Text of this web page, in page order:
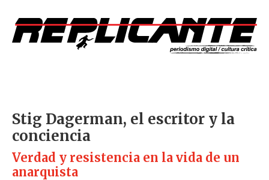
Stig Dagerman, el escritor y la
conciencia
Verdad y resistencia en la vida de un
anarquista